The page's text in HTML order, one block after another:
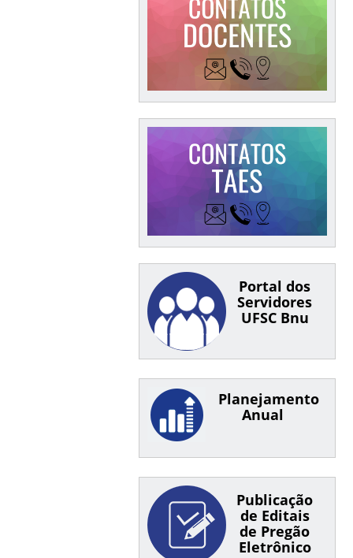
Portal dos
Servidores
UFSC Bnu
Planejamento
Anual
Publicação
de Editais
de Pregão
Eletrônico